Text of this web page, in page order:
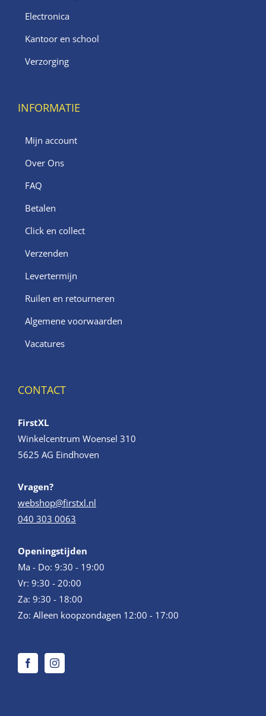
Electronica
Kantoor en school
Verzorging
INFORMATIE
Mijn account
Over Ons
FAQ
Betalen
Click en collect
Verzenden
Levertermijn
Ruilen en retourneren
Algemene voorwaarden
Vacatures
CONTACT
FirstXL
Winkelcentrum Woensel 310
5625 AG Eindhoven
Vragen?
webshop@firstxl.nl
040 303 0063
Openingstijden
Ma - Do: 9:30 - 19:00
Vr: 9:30 - 20:00
Za: 9:30 - 18:00
Zo: Alleen koopzondagen 12:00 - 17:00